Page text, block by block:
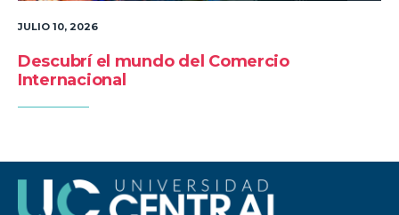
JULIO 10, 2026
Descubrí el mundo del Comercio
Internacional